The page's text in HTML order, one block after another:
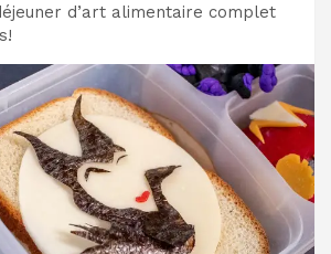
d’art alimentaire complet